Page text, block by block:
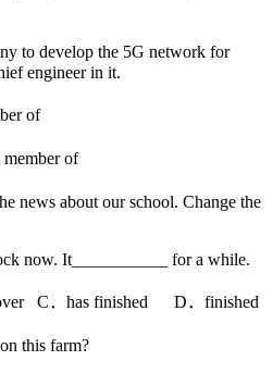
to develop the 5G network for
engineer in it.
of
of
news about our school. Change the
now. It___________ for a while.
C．has finished D．finished
this farm?